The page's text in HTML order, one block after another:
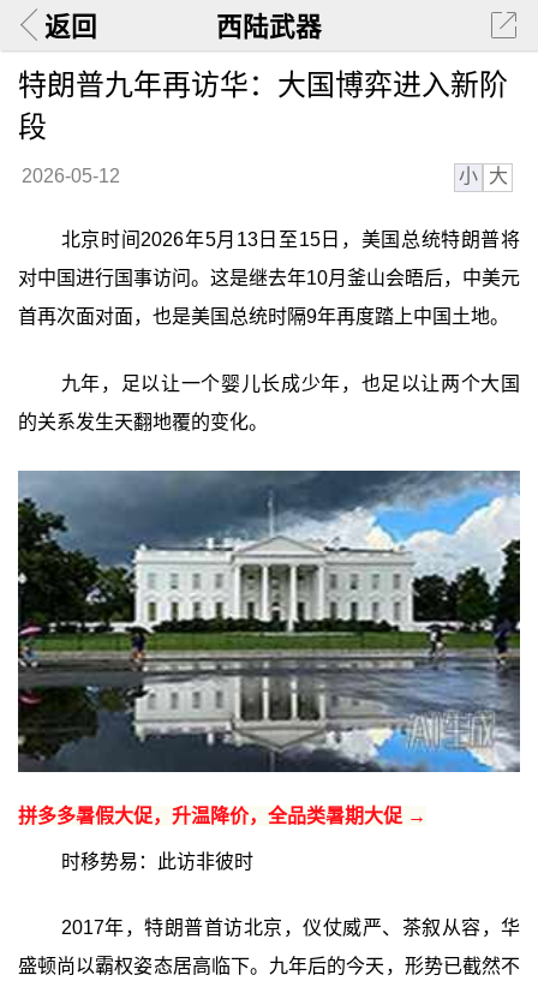
返回 西陆武器
特朗普九年再访华：大国博弈进入新阶
段
2026-05-12 小 大
北京时间2026年5月13日至15日，美国总统特朗普将
对中国进行国事访问。这是继去年10月釜山会晤后，中美元
首再次面对面，也是美国总统时隔9年再度踏上中国土地。
九年，足以让一个婴儿长成少年，也足以让两个大国
的关系发生天翻地覆的变化。
拼多多暑假大促，升温降价，全品类暑期大促 →
时移势易：此访非彼时
2017年，特朗普首访北京，仪仗威严、茶叙从容，华
盛顿尚以霸权姿态居高临下。九年后的今天，形势已截然不